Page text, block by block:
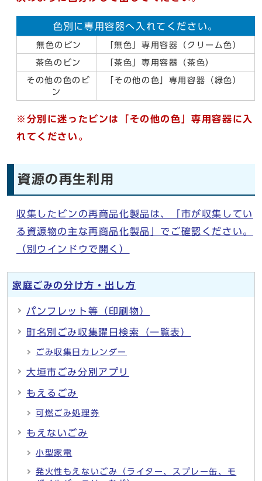
色別に専用容器へ入れてください。
無色のビン 「無色」専用容器（クリーム色）
茶色のビン 「茶色」専用容器（茶色）
その他の色のビ
ン
「その他の色」専用容器（緑色）
※分別に迷ったビンは「その他の色」専用容器に入
れてください。
資源の再生利用
収集したビンの再商品化製品は、「市が収集してい
る資源物の主な再商品化製品」でご確認ください。
（別ウインドウで開く）
家庭ごみの分け方・出し方
パンフレット等（印刷物）
町名別ごみ収集曜日検索（一覧表）
ごみ収集日カレンダー
大垣市ごみ分別アプリ
もえるごみ
可燃ごみ処理券
もえないごみ
小型家電
発火性もえないごみ（ライター、スプレー缶、モ